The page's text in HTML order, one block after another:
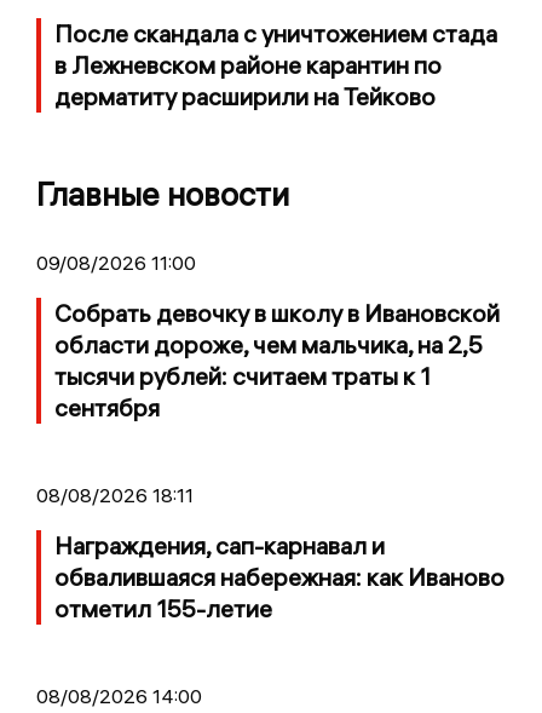
После скандала с уничтожением стада
в Лежневском районе карантин по
дерматиту расширили на Тейково
Главные новости
09/08/2026 11:00
Собрать девочку в школу в Ивановской
области дороже, чем мальчика, на 2,5
тысячи рублей: считаем траты к 1
сентября
08/08/2026 18:11
Награждения, сап-карнавал и
обвалившаяся набережная: как Иваново
отметил 155-летие
08/08/2026 14:00